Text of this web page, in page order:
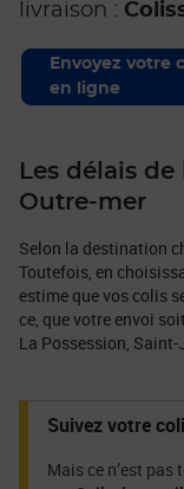
livraison :
Envoyez votre
en ligne
Les délais
Outre-mer
Selon la destination
Toutefois, en
estime que vos colis
ce, que votre envoi
La Possession,
Suivez votre
Mais ce n’est